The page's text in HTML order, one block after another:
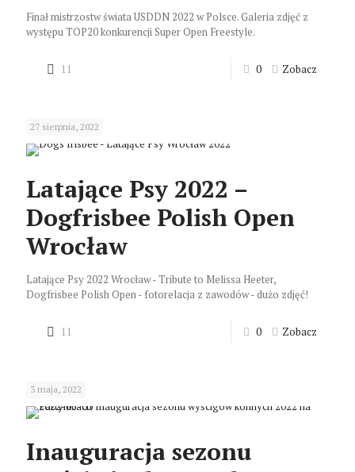
Finał mistrzostw świata USDDN 2022 w Polsce. Galeria zdjęć z
występu TOP20 konkurencji Super Open Freestyle.
11 0 Zobacz
27 sierpnia, 2022
Latające Psy 2022 –
Dogfrisbee Polish Open
Wrocław
Latające Psy 2022 Wrocław - Tribute to Melissa Heeter,
Dogfrisbee Polish Open - fotorelacja z zawodów - dużo zdjęć!
11 0 Zobacz
3 maja, 2022
Inauguracja sezonu